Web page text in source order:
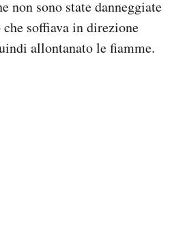
non sono state danneggiate
soffiava in direzione
allontanato le fiamme.